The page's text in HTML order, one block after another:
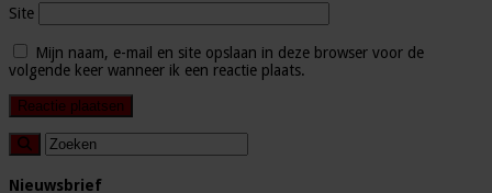
Site
Mijn naam, e-mail en site opslaan in deze browser voor de
volgende keer wanneer ik een reactie plaats.
Nieuwsbrief